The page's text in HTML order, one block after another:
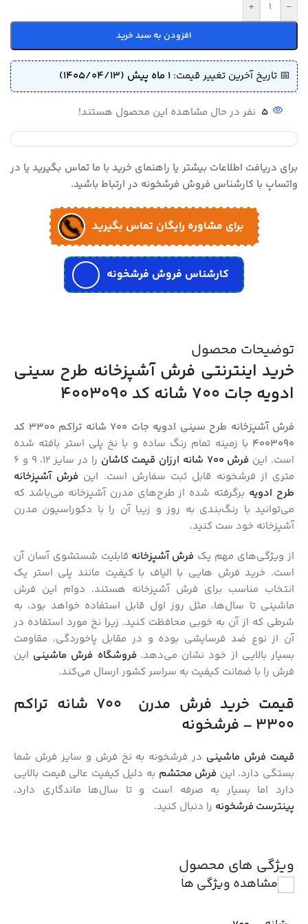
-
+
افزودن به سبد خرید
📅 تاریخ آخرین تغییر قیمت: 1 ماه پیش (1405/04/13)
5 نفر در حال مشاهده این محصول هستند!
برای دریافت اطلاعات بیشتر یا راهنمای خرید با ما تماس بگیرید یا در
واتساپ با کارشناس فروش فرشخونه در ارتباط باشید.
برای مشاوره رایگان تماس بگیرید
کارشناس فروش فرشخونه
توضیحات محصول
خرید اینترنتی فرش آشپزخانه طرح سینی
ادویه جات 700 شانه کد 4003090
فرش آشپزخانه طرح سینی ادویه جات 700 شانه تراکم 3300 کد
4003090 با زمینه تمام رنگ ساده و با نخ پلی‌ استر بافته شده
است. این فرش 700 شانه ارزان قیمت کاشان
را در سایز 12، 9 و 6
متری از فرشخونه قابل ثبت سفارش است. این فرش آشپزخانه
طرح ادویه برگرفته شده از طرح‌های مدرن آشپزخانه می‌باشد که
می‌توانید با رنگ‌بندی به روز و زیبا آن را با دکوراسیون مدرن
آشپزخانه خود ست کنید.
از ویژگی‌های مهم یک فرش آشپزخانه قابلیت شستشوی آسان آن
است. خرید فرش‌ هایی با الیاف با کیفیت مانند پلی استر یک
انتخاب مناسب برای فرش آشپزخانه هستند. دوام این فرش
ماشینی تا سال‌ها، مثل روز اول قابل استفاده خواهد بود، به
شرطی که از آن به خوبی محافظت کنید. زیرا نخ مورد استفاده در
آن از نوع ضد فرسایشی بوده و در مقابل پاخوردگی، مقاومت
بسیار بالایی از خود نشان می‌دهد. فروشگاه فرش ماشینی این
فرش را با ضمانت کیفیت به سراسر کشور ارسال می‌کند.
قیمت خرید فرش مدرن
700 شانه تراکم
3300
– فرشخونه
قیمت فرش ماشینی در فرشخونه به نخ فرش و سایز فرش شما
بستگی دارد. این فرش محتشم به دلیل کیفیت عالی قیمت بالایی
دارد اما بسیار به صرفه است و تا سال‌ها ماندگاری دارد.
پینترست فرشخونه را دنبال کنید.
ویژگی های محصول
مشاهده ویژگی ها